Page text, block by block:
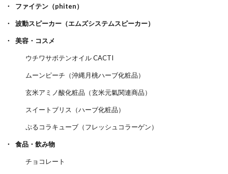
ファイテン（phiten）
波動スピーカー（エムズシステムスピーカー）
美容・コスメ
ウチワサボテンオイル CACTI
ムーンピーチ（沖縄月桃ハーブ化粧品）
玄米アミノ酸化粧品（玄米元氣関連商品）
スイートブリス（ハーブ化粧品）
ぷるコラキューブ（フレッシュコラーゲン）
食品・飲み物
チョコレート